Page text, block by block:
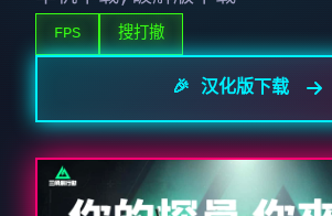
FPS 搜打撤
🎉 汉化版下载